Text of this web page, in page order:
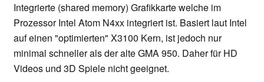
Integrierte (shared memory) Grafikkarte welche im
Prozessor Intel Atom N4xx integriert ist. Basiert laut Intel
auf einen "optimierten" X3100 Kern, ist jedoch nur
minimal schneller als der alte GMA 950. Daher für HD
Videos und 3D Spiele nicht geeignet.